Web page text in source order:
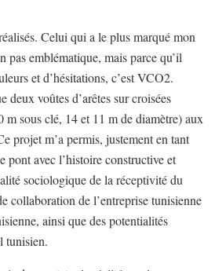
Celui qui a le plus marqué mon
pas emblématique, mais parce qu’il
et d’hésitations, c’est VCO2.
deux voûtes d’arêtes sur croisées
m sous clé, 14 et 11 m de diamètre) aux
projet m’a permis, justement en tant
pont avec l’histoire constructive et
sociologique de la réceptivité du
collaboration de l’entreprise tunisienne
ainsi que des potentialités
tunisien.